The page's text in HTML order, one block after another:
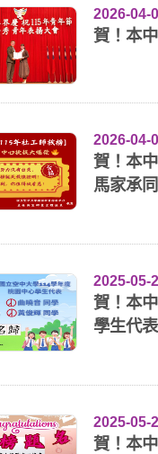
2026-04-
賀！本
2026-04-
賀！本
馬家承
2025-05-
賀！本
學生代表
2025-05-
賀！本